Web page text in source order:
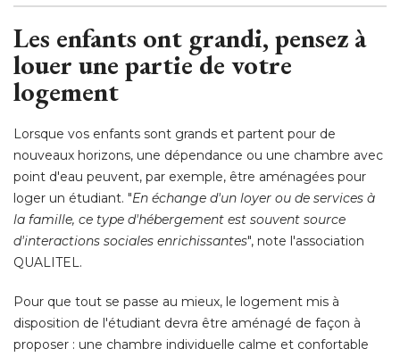
Les enfants ont grandi, pensez à
louer une partie de votre
logement
Lorsque vos enfants sont grands et partent pour de
nouveaux horizons, une dépendance ou une chambre avec
point d'eau peuvent, par exemple, être aménagées pour
loger un étudiant. "En échange d'un loyer ou de services à
la famille, ce type d'hébergement est souvent source
d'interactions sociales enrichissantes", note l'association
QUALITEL.
Pour que tout se passe au mieux, le logement mis à
disposition de l'étudiant devra être aménagé de façon à
proposer : une chambre individuelle calme et confortable